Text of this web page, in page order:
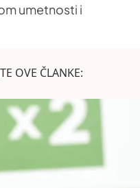
umetnosti i
OVE ČLANKE: